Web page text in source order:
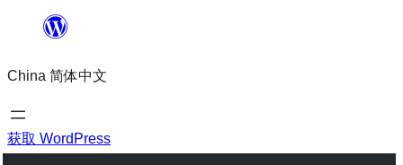
内
容
China 简体中文
获取 WordPress